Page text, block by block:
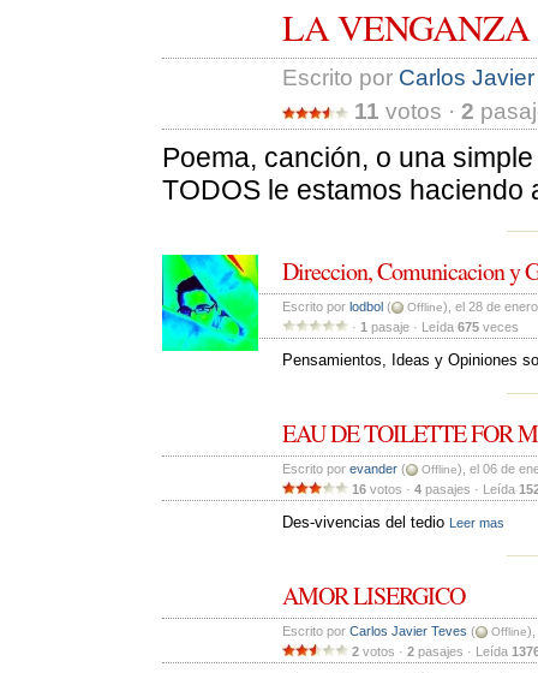
LA
Escrito por Carlos
11 votos · 2
Poema, canción, o una
TODOS le estamos haciendo
Direccion, Comunicacion y
Escrito por lodbol ( Offline), el 28 de
· 1 pasaje · Leída 675 veces
Pensamientos, Ideas y Opiniones
EAU DE TOILETTE FOR
Escrito por evander ( Offline), el 06 de
16 votos · 4 pasajes · Leída
Des-vivencias del tedio Leer mas
AMOR LISERGICO
Escrito por Carlos Javier Teves ( Offline),
2 votos · 2 pasajes · Leída